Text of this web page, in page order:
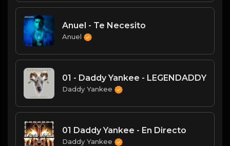
Anuel - Te Necesito
Anuel
01 - Daddy Yankee - LEGENDADDY
Daddy Yankee
01 Daddy Yankee - En Directo
Daddy Yankee